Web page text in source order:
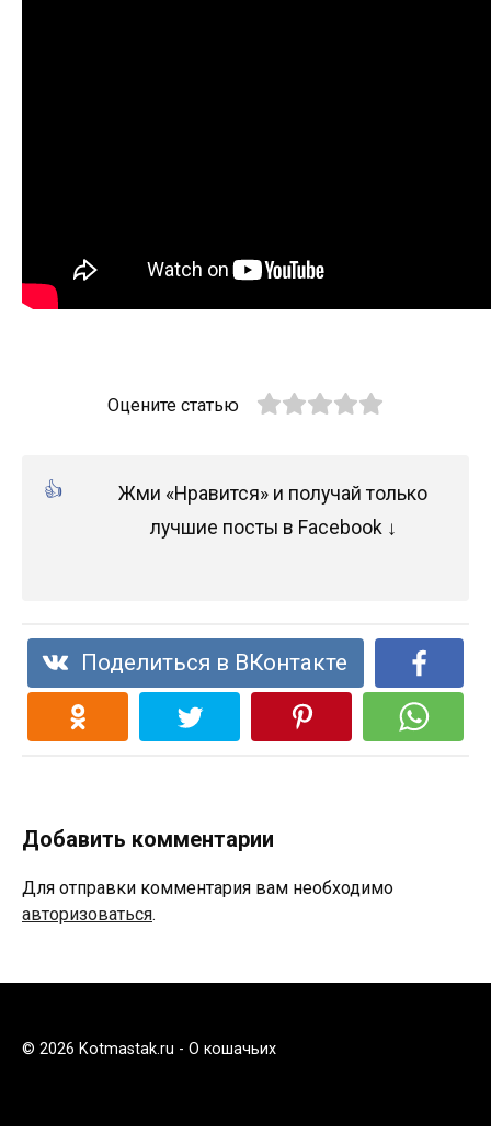
Оцените статью
Жми «Нравится» и получай только
лучшие посты в Facebook ↓
Поделиться в ВКонтакте
Добавить комментарии
Для отправки комментария вам необходимо
авторизоваться.
© 2026 Kotmastak.ru - О кошачьих